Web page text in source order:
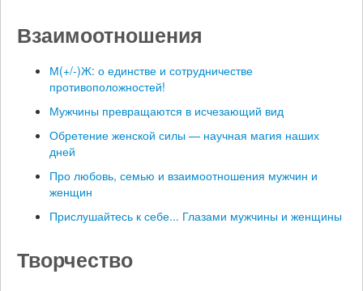
Взаимоотношения
М(+/-)Ж: о единстве и сотрудничестве
противоположностей!
Мужчины превращаются в исчезающий вид
Обретение женской силы — научная магия наших
дней
Про любовь, семью и взаимоотношения мужчин и
женщин
Прислушайтесь к себе... Глазами мужчины и женщины
Творчество